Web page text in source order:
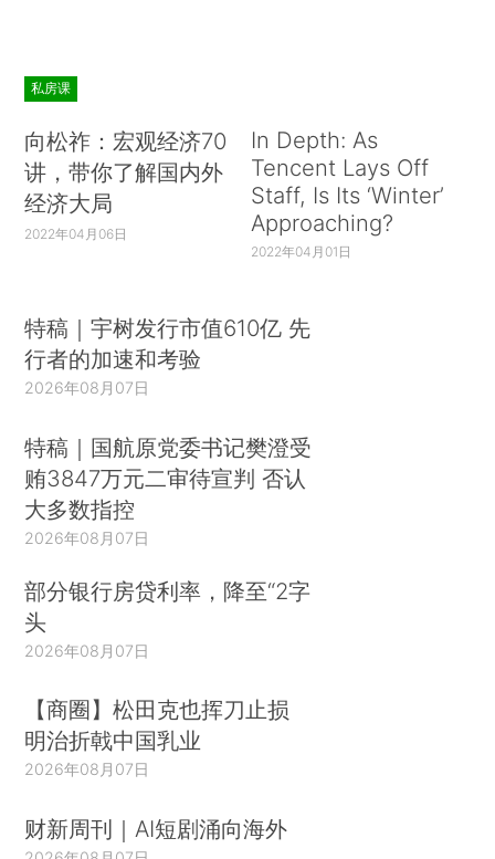
私房课
向松祚：宏观经济70
讲，带你了解国内外
经济大局
2022年04月06日
In Depth: As
Tencent Lays Off
Staff, Is Its ‘Winter’
Approaching?
2022年04月01日
特稿｜宇树发行市值610亿 先
行者的加速和考验
2026年08月07日
特稿｜国航原党委书记樊澄受
贿3847万元二审待宣判 否认
大多数指控
2026年08月07日
部分银行房贷利率，降至“2字
头
2026年08月07日
【商圈】松田克也挥刀止损
明治折戟中国乳业
2026年08月07日
财新周刊｜AI短剧涌向海外